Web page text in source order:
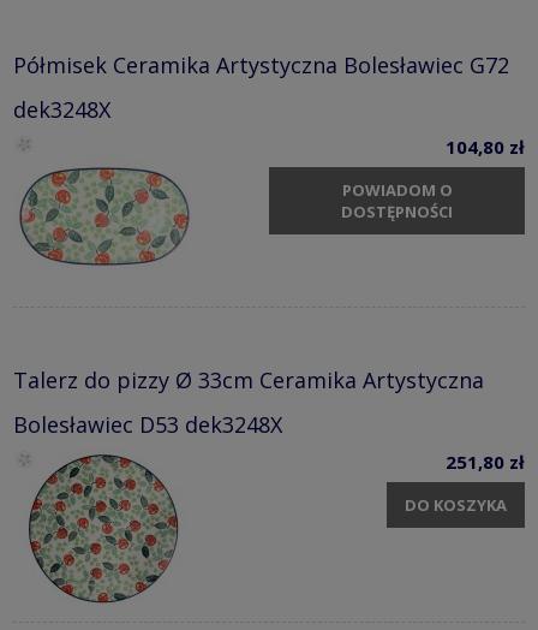
Półmisek Ceramika Artystyczna Bolesławiec G72
dek3248X
104,80 zł
POWIADOM O
DOSTĘPNOŚCI
Talerz do pizzy Ø 33cm Ceramika Artystyczna
Bolesławiec D53 dek3248X
251,80 zł
DO KOSZYKA